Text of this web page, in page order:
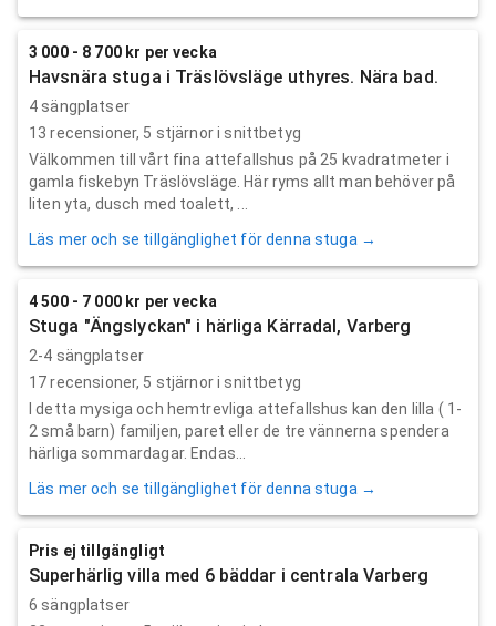
3 000 - 8 700 kr per vecka
Havsnära stuga i Träslövsläge uthyres. Nära bad.
4 sängplatser
13 recensioner, 5 stjärnor i snittbetyg
Välkommen till vårt fina attefallshus på 25 kvadratmeter i
gamla fiskebyn Träslövsläge. Här ryms allt man behöver på
liten yta, dusch med toalett, ...
Läs mer och se tillgänglighet för denna stuga →
4 500 - 7 000 kr per vecka
Stuga "Ängslyckan" i härliga Kärradal, Varberg
2-4 sängplatser
17recensioner, 5 stjärnor i snittbetyg
I detta mysiga och hemtrevliga attefallshus kan den lilla ( 1-
2 små barn) familjen, paret eller de tre vännerna spendera
härliga sommardagar. Endas...
Läs mer och se tillgänglighet för denna stuga →
Pris ej tillgängligt
Superhärlig villa med 6 bäddar i centrala Varberg
6 sängplatser